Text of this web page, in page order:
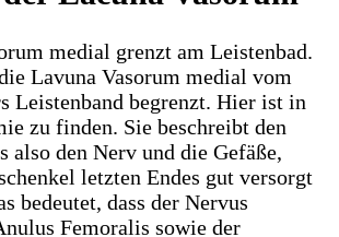
medial grenzt am Leistenbad.
Lavuna Vasorum medial vom
Leistenband begrenzt. Hier ist in
zu finden. Sie beschreibt den
also den Nerv und die Gefäße,
letzten Endes gut versorgt
bedeutet, dass der Nervus
Femoralis sowie der